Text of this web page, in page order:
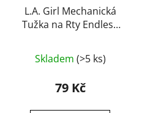
L.A. Girl Mechanická
Tužka na Rty Endless
hodnocení
produktu
Skladem (>5 ks)
79 Kč